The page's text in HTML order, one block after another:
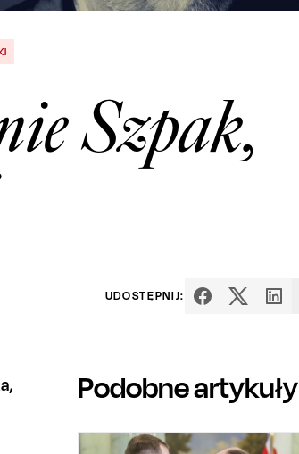
Szpak,
UDOSTĘPNIJ:
Podobne artykuły